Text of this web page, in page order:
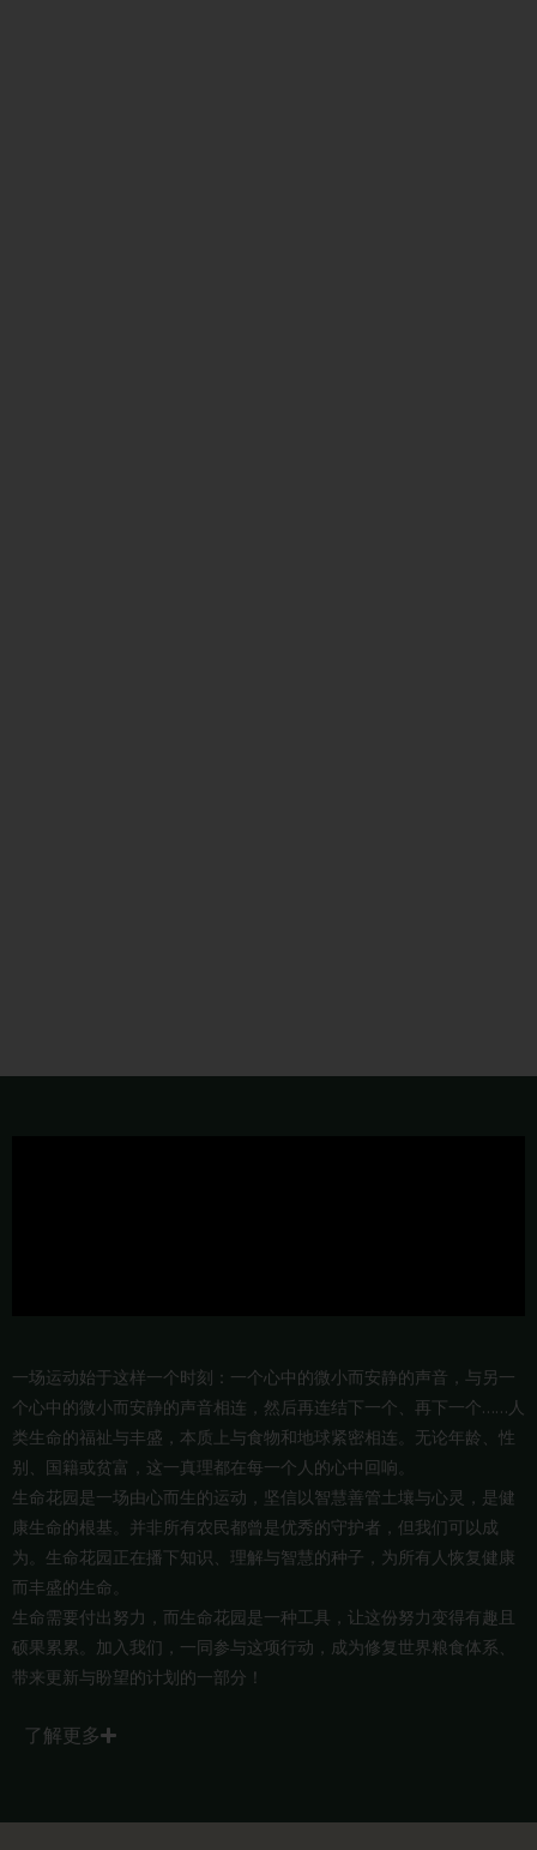
一场运动始于这样一个时刻：一个心中的微小而安静的声音，与另一
个心中的微小而安静的声音相连，然后再连结下一个、再下一个……人
类生命的福祉与丰盛，本质上与食物和地球紧密相连。无论年龄、性
别、国籍或贫富，这一真理都在每一个人的心中回响。
生命花园是一场由心而生的运动，坚信以智慧善管土壤与心灵，是健
康生命的根基。并非所有农民都曾是优秀的守护者，但我们可以成
为。生命花园正在播下知识、理解与智慧的种子，为所有人恢复健康
而丰盛的生命。
生命需要付出努力，而生命花园是一种工具，让这份努力变得有趣且
硕果累累。加入我们，一同参与这项行动，成为修复世界粮食体系、
带来更新与盼望的计划的一部分！
了解更多